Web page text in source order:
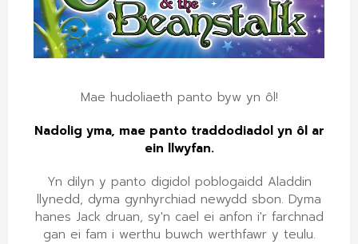
Mae hudoliaeth panto byw yn ôl!
Nadolig yma, mae panto traddodiadol yn ôl ar
ein llwyfan.
Yn dilyn y panto digidol poblogaidd Aladdin
llynedd, dyma gynhyrchiad newydd sbon. Dyma
hanes Jack druan, sy'n cael ei anfon i'r farchnad
gan ei fam i werthu buwch werthfawr y teulu.